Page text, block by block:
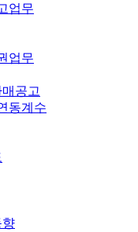
업무
업무
공고
동계수
향